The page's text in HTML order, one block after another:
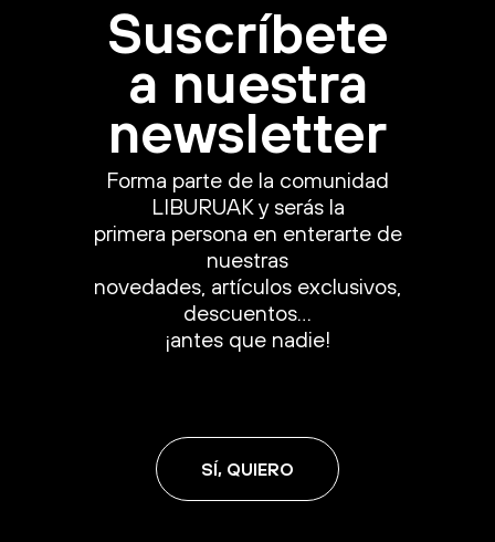
Suscríbete
a nuestra
newsletter
Forma parte de la comunidad
LIBURUAK y serás la
primera persona en enterarte de
nuestras
novedades, artículos exclusivos,
descuentos…
¡antes que nadie!
SÍ, QUIERO